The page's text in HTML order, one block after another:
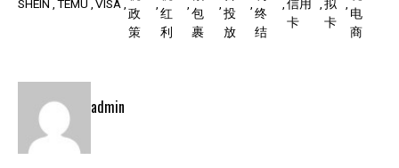
SHEIN TEMU VISA
政
策
红
利
包
裹
投
放
终
结
信用
卡
拟
卡
电
商
admin